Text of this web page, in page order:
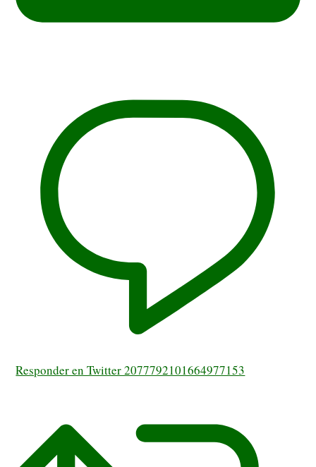
Responder en Twitter 2077792101664977153